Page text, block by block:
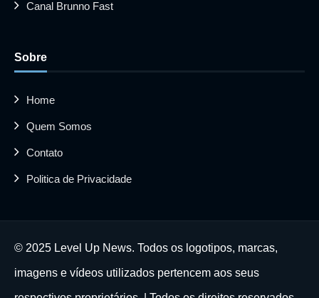
Canal Brunno Fast
Sobre
Home
Quem Somos
Contato
Politica de Privacidade
© 2025 Level Up News. Todos os logotipos, marcas,
imagens e vídeos utilizados pertencem aos seus